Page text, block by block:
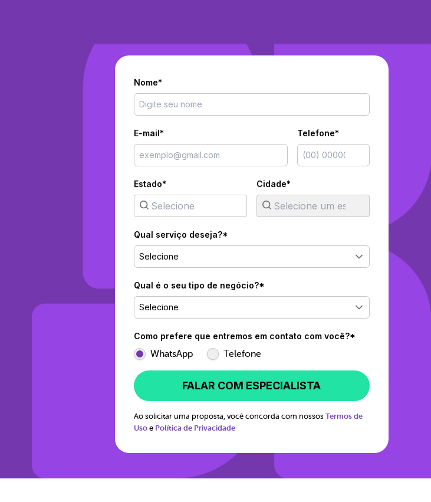
Nome*
E-mail* Telefone*
Estado* Cidade*
Qual serviço deseja?*
Selecione
Qual é o seu tipo de negócio?*
Selecione
Como prefere que entremos em contato com você?*
WhatsApp Telefone
FALAR COM ESPECIALISTA
Ao solicitar uma proposta, você concorda com nossos Termos de
Uso e Política de Privacidade